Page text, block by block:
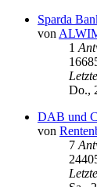
Sparda
von
1
Do.,
DAB und
von
7